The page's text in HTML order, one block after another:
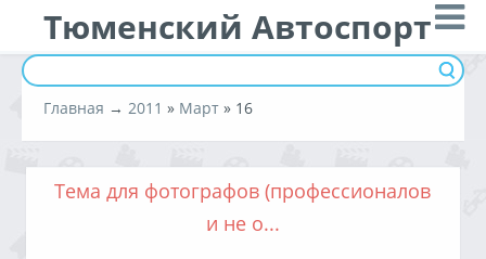
Тюменский Автоспорт
Главная → 2011 » Март » 16
Тема для фотографов (профессионалов
и не о...